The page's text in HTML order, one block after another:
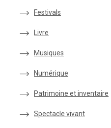
Festivals
Livre
Musiques
Numérique
Patrimoine et inventaire
Spectacle vivant